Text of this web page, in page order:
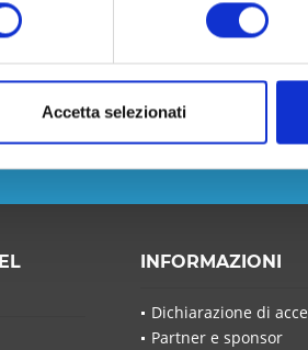
Accetta selezionati
notizia o
Ho
INFORMAZIONI
Dichiarazione di
Partner e sponsor